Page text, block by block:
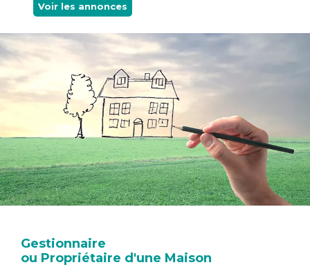
Voir les annonces
Gestionnaire
ou Propriétaire d'une Maison